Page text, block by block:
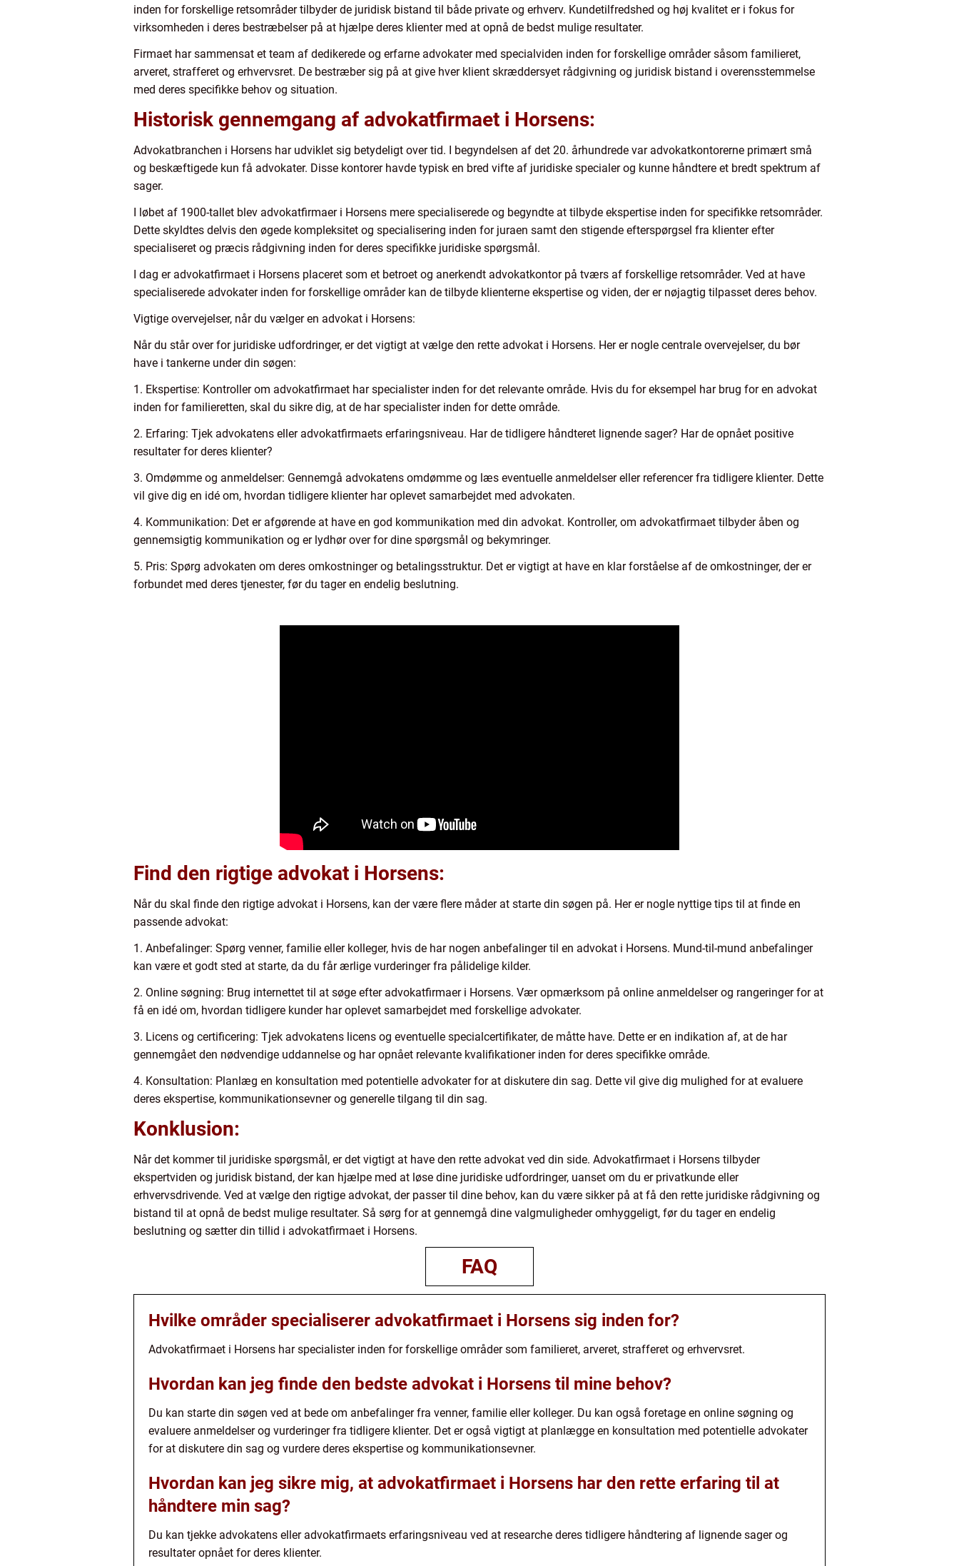
inden for forskellige retsområder tilbyder de juridisk bistand til både private og erhverv. Kundetilfredshed og høj kvalitet er i fokus for
virksomheden i deres bestræbelser på at hjælpe deres klienter med at opnå de bedst mulige resultater.
Firmaet har sammensat et team af dedikerede og erfarne advokater med specialviden inden for forskellige områder såsom familieret,
arveret, strafferet og erhvervsret. De bestræber sig på at give hver klient skræddersyet rådgivning og juridisk bistand i overensstemmelse
med deres specifikke behov og situation.
Historisk gennemgang af advokatfirmaet i Horsens:
Advokatbranchen i Horsens har udviklet sig betydeligt over tid. I begyndelsen af det 20. århundrede var advokatkontorerne primært små
og beskæftigede kun få advokater. Disse kontorer havde typisk en bred vifte af juridiske specialer og kunne håndtere et bredt spektrum af
sager.
I løbet af 1900-tallet blev advokatfirmaer i Horsens mere specialiserede og begyndte at tilbyde ekspertise inden for specifikke retsområder.
Dette skyldtes delvis den øgede kompleksitet og specialisering inden for juraen samt den stigende efterspørgsel fra klienter efter
specialiseret og præcis rådgivning inden for deres specifikke juridiske spørgsmål.
I dag er advokatfirmaet i Horsens placeret som et betroet og anerkendt advokatkontor på tværs af forskellige retsområder. Ved at have
specialiserede advokater inden for forskellige områder kan de tilbyde klienterne ekspertise og viden, der er nøjagtig tilpasset deres behov.
Vigtige overvejelser, når du vælger en advokat i Horsens:
Når du står over for juridiske udfordringer, er det vigtigt at vælge den rette advokat i Horsens. Her er nogle centrale overvejelser, du bør
have i tankerne under din søgen:
1. Ekspertise: Kontroller om advokatfirmaet har specialister inden for det relevante område. Hvis du for eksempel har brug for en advokat
inden for familieretten, skal du sikre dig, at de har specialister inden for dette område.
2. Erfaring: Tjek advokatens eller advokatfirmaets erfaringsniveau. Har de tidligere håndteret lignende sager? Har de opnået positive
resultater for deres klienter?
3. Omdømme og anmeldelser: Gennemgå advokatens omdømme og læs eventuelle anmeldelser eller referencer fra tidligere klienter. Dette
vil give dig en idé om, hvordan tidligere klienter har oplevet samarbejdet med advokaten.
4. Kommunikation: Det er afgørende at have en god kommunikation med din advokat. Kontroller, om advokatfirmaet tilbyder åben og
gennemsigtig kommunikation og er lydhør over for dine spørgsmål og bekymringer.
5. Pris: Spørg advokaten om deres omkostninger og betalingsstruktur. Det er vigtigt at have en klar forståelse af de omkostninger, der er
forbundet med deres tjenester, før du tager en endelig beslutning.
Find den rigtige advokat i Horsens:
Når du skal finde den rigtige advokat i Horsens, kan der være flere måder at starte din søgen på. Her er nogle nyttige tips til at finde en
passende advokat:
1. Anbefalinger: Spørg venner, familie eller kolleger, hvis de har nogen anbefalinger til en advokat i Horsens. Mund-til-mund anbefalinger
kan være et godt sted at starte, da du får ærlige vurderinger fra pålidelige kilder.
2. Online søgning: Brug internettet til at søge efter advokatfirmaer i Horsens. Vær opmærksom på online anmeldelser og rangeringer for at
få en idé om, hvordan tidligere kunder har oplevet samarbejdet med forskellige advokater.
3. Licens og certificering: Tjek advokatens licens og eventuelle specialcertifikater, de måtte have. Dette er en indikation af, at de har
gennemgået den nødvendige uddannelse og har opnået relevante kvalifikationer inden for deres specifikke område.
4. Konsultation: Planlæg en konsultation med potentielle advokater for at diskutere din sag. Dette vil give dig mulighed for at evaluere
deres ekspertise, kommunikationsevner og generelle tilgang til din sag.
Konklusion:
Når det kommer til juridiske spørgsmål, er det vigtigt at have den rette advokat ved din side. Advokatfirmaet i Horsens tilbyder
ekspertviden og juridisk bistand, der kan hjælpe med at løse dine juridiske udfordringer, uanset om du er privatkunde eller
erhvervsdrivende. Ved at vælge den rigtige advokat, der passer til dine behov, kan du være sikker på at få den rette juridiske rådgivning og
bistand til at opnå de bedst mulige resultater. Så sørg for at gennemgå dine valgmuligheder omhyggeligt, før du tager en endelig
beslutning og sætter din tillid i advokatfirmaet i Horsens.
FAQ
Hvilke områder specialiserer advokatfirmaet i Horsens sig inden for?
Advokatfirmaet i Horsens har specialister inden for forskellige områder som familieret, arveret, strafferet og erhvervsret.
Hvordan kan jeg finde den bedste advokat i Horsens til mine behov?
Du kan starte din søgen ved at bede om anbefalinger fra venner, familie eller kolleger. Du kan også foretage en online søgning og
evaluere anmeldelser og vurderinger fra tidligere klienter. Det er også vigtigt at planlægge en konsultation med potentielle advokater
for at diskutere din sag og vurdere deres ekspertise og kommunikationsevner.
Hvordan kan jeg sikre mig, at advokatfirmaet i Horsens har den rette erfaring til at
håndtere min sag?
Du kan tjekke advokatens eller advokatfirmaets erfaringsniveau ved at researche deres tidligere håndtering af lignende sager og
resultater opnået for deres klienter.